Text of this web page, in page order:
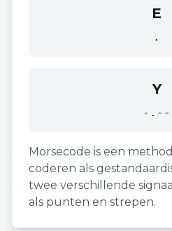
E
.
Y
-.--
Morsecode is een
coderen als
twee verschillende
als punten en strepen.